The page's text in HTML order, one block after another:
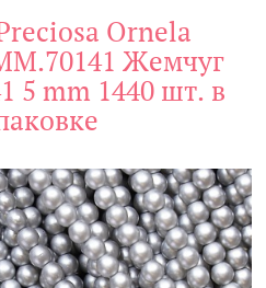
Ornela
Жемчуг
5 mm 1440 шт. в